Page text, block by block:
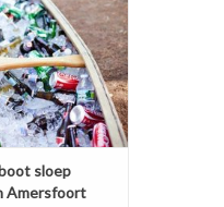
sloep
Amersfoort